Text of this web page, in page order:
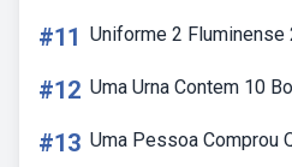
#11 Uniforme 2 Fluminense
#12 Uma Urna Contem 10
#13 Uma Pessoa Comprou